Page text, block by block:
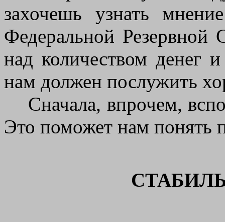
захочешь узнать
Федеральной Резервной
над количеством денег
нам должен послужить
Сначала, впрочем,
Это поможет нам понять